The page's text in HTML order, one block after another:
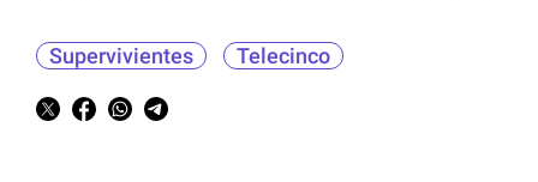
Supervivientes Telecinco